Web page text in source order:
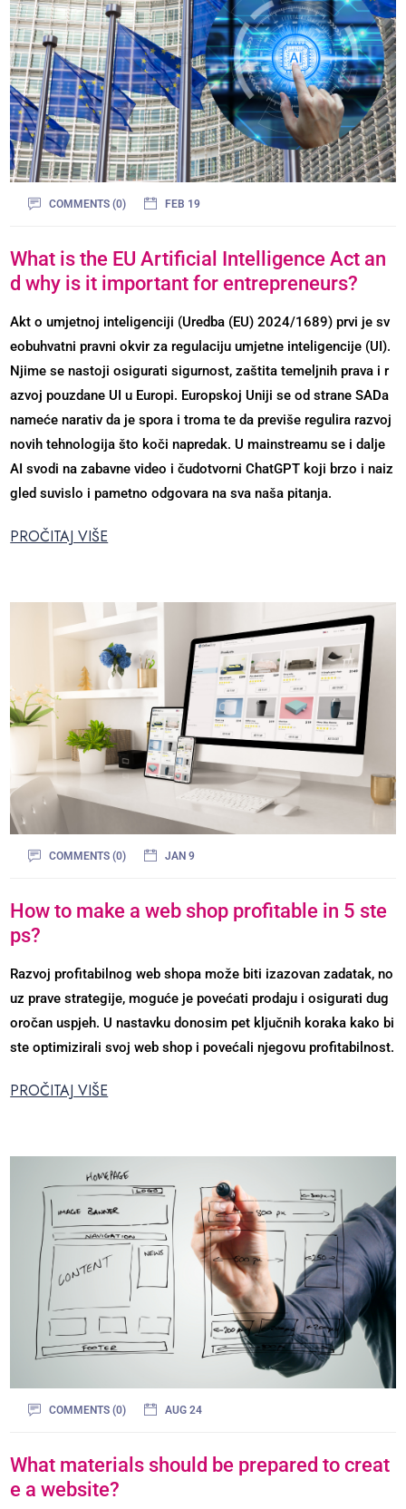
COMMENTS (0) FEB 19
What is the EU Artificial Intelligence Act an
d why is it important for entrepreneurs?
Akt o umjetnoj inteligenciji (Uredba (EU) 2024/1689) prvi je sv
eobuhvatni pravni okvir za regulaciju umjetne inteligencije (UI).
Njime se nastoji osigurati sigurnost, zaštita temeljnih prava i r
azvoj pouzdane UI u Europi. Europskoj Uniji se od strane SADa
nameće narativ da je spora i troma te da previše regulira razvoj
novih tehnologija što koči napredak. U mainstreamu se i dalje
AI svodi na zabavne video i čudotvorni ChatGPT koji brzo i naiz
gled suvislo i pametno odgovara na sva naša pitanja.
PROČITAJ VIŠE
COMMENTS (0) JAN 9
How to make a web shop profitable in 5 ste
ps?
Razvoj profitabilnog web shopa može biti izazovan zadatak, no
uz prave strategije, moguće je povećati prodaju i osigurati dug
oročan uspjeh. U nastavku donosim pet ključnih koraka kako bi
ste optimizirali svoj web shop i povećali njegovu profitabilnost.
PROČITAJ VIŠE
COMMENTS (0) AUG 24
What materials should be prepared to creat
e a website?